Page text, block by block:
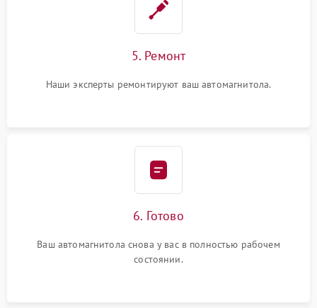
5. Ремонт
Наши эксперты ремонтируют ваш автомагнитола.
6. Готово
Ваш автомагнитола снова у вас в полностью рабочем
состоянии.